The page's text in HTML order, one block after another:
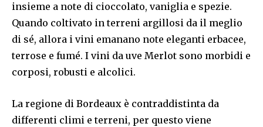
insieme a note di cioccolato, vaniglia e spezie.
Quando coltivato in terreni argillosi da il meglio
di sé, allora i vini emanano note eleganti erbacee,
terrose e fumé. I vini da uve Merlot sono morbidi e
corposi, robusti e alcolici.
La regione di Bordeaux è contraddistinta da
differenti climi e terreni, per questo viene